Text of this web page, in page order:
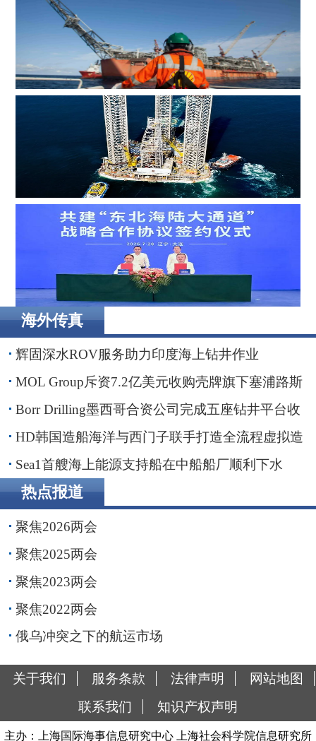
辉固深水ROV服务助力印度海上钻井作业
MOL Group斥资7.2亿美元收购壳牌旗下塞浦路斯子公司
Borr Drilling墨西哥合资公司完成五座钻井平台收购，交易
额2.87亿美元
辽港集团携手国铁沈阳局，落地多项重点合作项目
海外传真
辉固深水ROV服务助力印度海上钻井作业
MOL Group斥资7.2亿美元收购壳牌旗下塞浦路斯
子公司
Borr Drilling墨西哥合资公司完成五座钻井平台收
购，交易额2.87亿美元
HD韩国造船海洋与西门子联手打造全流程虚拟造
船平台
Sea1首艘海上能源支持船在中船船厂顺利下水
热点报道
聚焦2026两会
聚焦2025两会
聚焦2023两会
聚焦2022两会
俄乌冲突之下的航运市场
关于我们 服务条款 法律声明
网站地图
联系我们
知识产权声明
主办：上海国际海事信息研究中心 上海社会科学院信息研究所